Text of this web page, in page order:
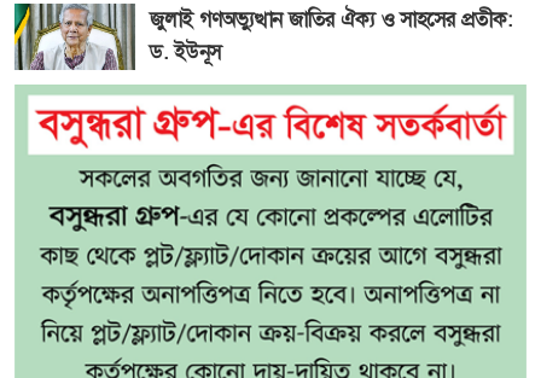
জুলাই গণঅভ্যুত্থান জাতির ঐক্য ও সাহসের প্রতীক:
ড. ইউনূস